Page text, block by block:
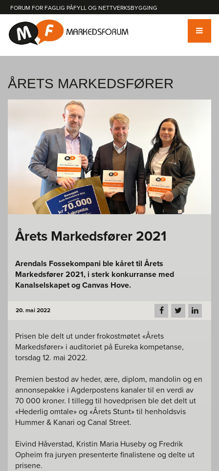
FORUM FOR FAGLIG PÅFYLL OG NETTVERKSBYGGING
AKTUELT
ARRANGEMENTER
OM MARKEDSFORUM
BLI MEDLEM
MEDLEMMER
ÅRETS MARKEDSFØRER
Årets Markedsfører 2021
Arendals Fossekompani ble kåret til Årets
Markedsfører 2021, i sterk konkurranse med
Kanalselskapet og Canvas Hove.
20. mai 2022
Prisen ble delt ut under frokostmøtet «Årets
Markedsfører» i auditoriet på Eureka kompetanse,
torsdag 12. mai 2022.
Premien bestod av heder, ære, diplom, mandolin og en
annonsepakke i Agderpostens kanaler til en verdi av
70 000 kroner. I tillegg til hovedprisen ble det delt ut
«Hederlig omtale» og «Årets Stunt» til henholdsvis
Hummer & Kanari og Canal Street.
Eivind Håverstad, Kristin Maria Huseby og Fredrik
Opheim fra juryen presenterte finalistene og delte ut
prisene.